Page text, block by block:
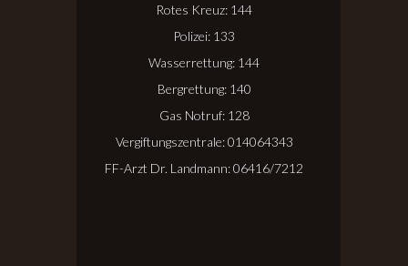
Rotes Kreuz: 144
Polizei: 133
Wasserrettung: 144
Bergrettung: 140
Gas Notruf: 128
Vergiftungszentrale: 014064343
FF-Arzt Dr. Landmann: 06416/7212